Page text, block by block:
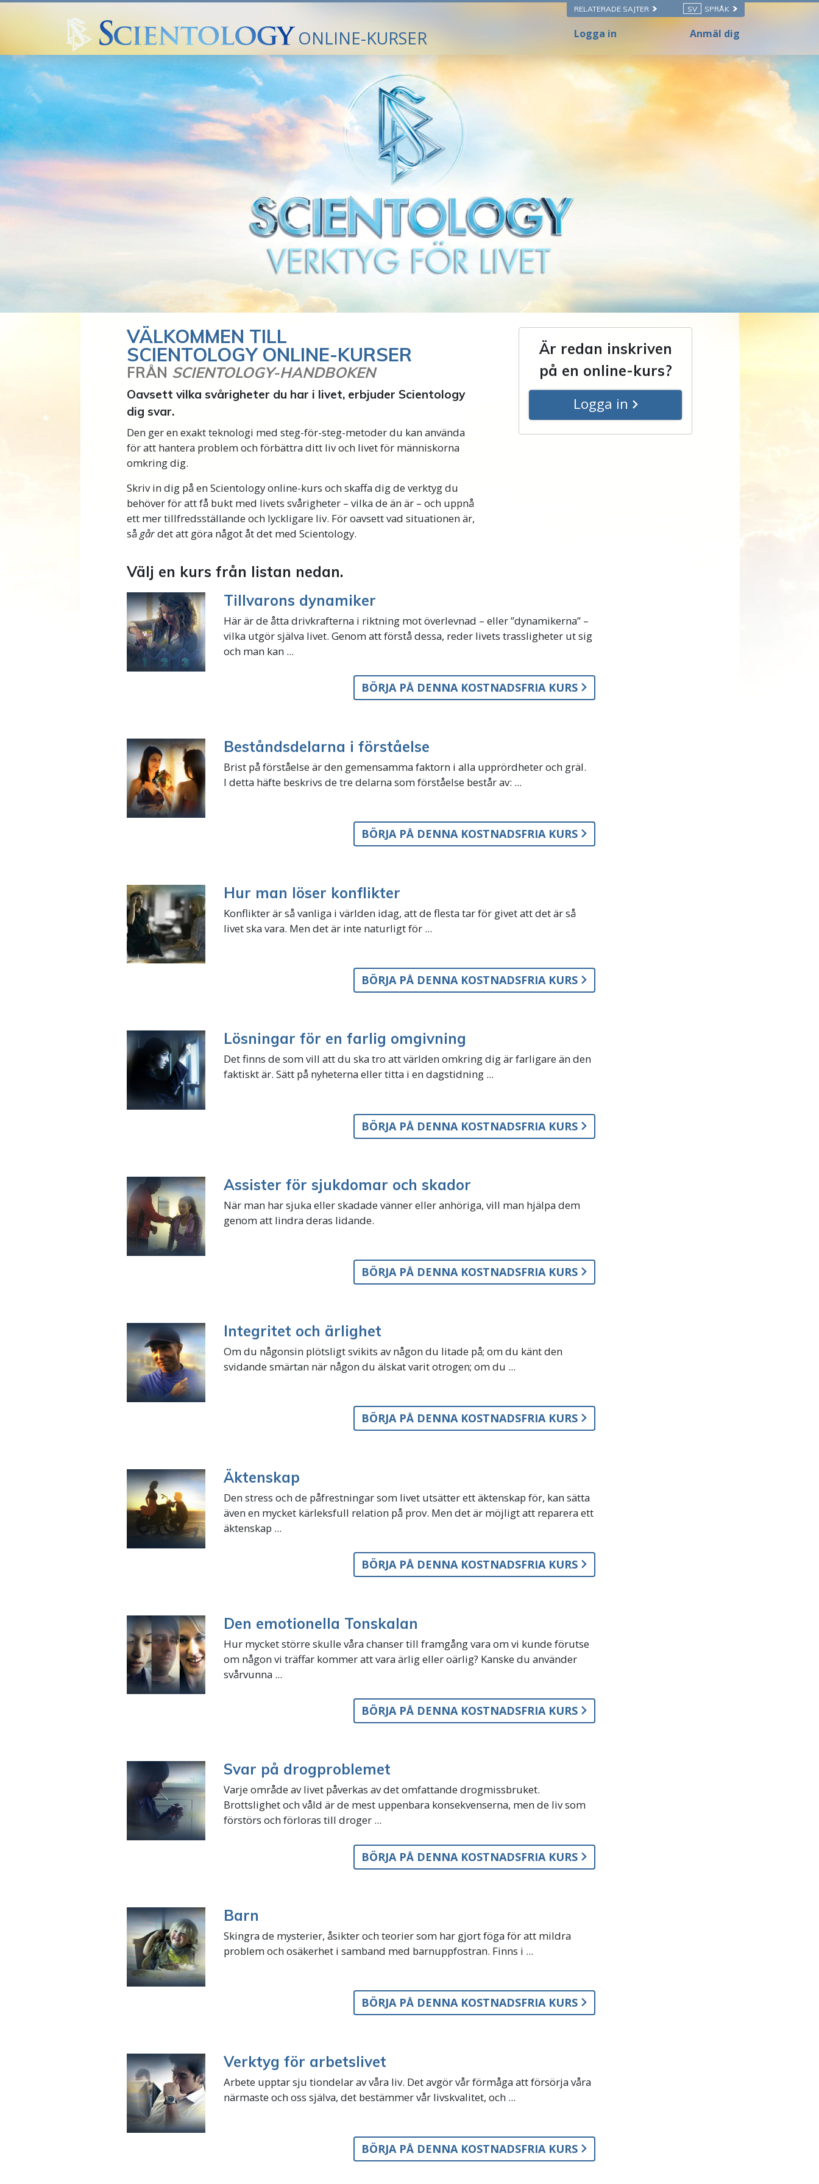
RELATERADE SAJTER SV SPRÅK
ONLINE-KURSER Logga in Anmäl dig
VÄLKOMMEN TILL
SCIENTOLOGY ONLINE-KURSER
FRÅN SCIENTOLOGY-HANDBOKEN
Oavsett vilka svårigheter du har i livet, erbjuder Scientology
dig svar.
Den ger en exakt teknologi med steg-för-steg-metoder du kan använda
för att hantera problem och förbättra ditt liv och livet för människorna
omkring dig.
Skriv in dig på en Scientology online-kurs och skaffa dig de verktyg du
behöver för att få bukt med livets svårigheter – vilka de än är – och uppnå
ett mer tillfredsställande och lyckligare liv. För oavsett vad situationen är,
sågårdet att göra något åt det med Scientology.
Är redan inskriven
på en online-kurs?
Logga in
Välj en kurs från listan nedan.
Tillvarons dynamiker
Här är de åtta drivkrafterna i riktning mot överlevnad – eller ”dynamikerna” –
vilka utgör själva livet. Genom att förstå dessa, reder livets trassligheter ut sig
och man kan ...
BÖRJA PÅ DENNA KOSTNADSFRIA KURS
Beståndsdelarna i förståelse
Brist på förståelse är den gemensamma faktorn i alla upprördheter och gräl.
I detta häfte beskrivs de tre delarna som förståelse består av: ...
BÖRJA PÅ DENNA KOSTNADSFRIA KURS
Hur man löser konflikter
Konflikter är så vanliga i världen idag, att de flesta tar för givet att det är så
livet ska vara. Men det är inte naturligt för ...
BÖRJA PÅ DENNA KOSTNADSFRIA KURS
Lösningar för en farlig omgivning
Det finns de som vill att du ska tro att världen omkring dig är farligare än den
faktiskt är. Sätt på nyheterna eller titta i en dagstidning ...
BÖRJA PÅ DENNA KOSTNADSFRIA KURS
Assister för sjukdomar och skador
När man har sjuka eller skadade vänner eller anhöriga, vill man hjälpa dem
genom att lindra deras lidande.
BÖRJA PÅ DENNA KOSTNADSFRIA KURS
Integritet och ärlighet
Om du någonsin plötsligt svikits av någon du litade på; om du känt den
svidande smärtan när någon du älskat varit otrogen; om du ...
BÖRJA PÅ DENNA KOSTNADSFRIA KURS
Äktenskap
Den stress och de påfrestningar som livet utsätter ett äktenskap för, kan sätta
även en mycket kärleksfull relation på prov. Men det är möjligt att reparera ett
äktenskap ...
BÖRJA PÅ DENNA KOSTNADSFRIA KURS
Den emotionella Tonskalan
Hur mycket större skulle våra chanser till framgång vara om vi kunde förutse
om någon vi träffar kommer att vara ärlig eller oärlig? Kanske du använder
svårvunna ...
BÖRJA PÅ DENNA KOSTNADSFRIA KURS
Svar på drogproblemet
Varje område av livet påverkas av det omfattande drogmissbruket.
Brottslighet och våld är de mest uppenbara konsekvenserna, men de liv som
förstörs och förloras till droger ...
BÖRJA PÅ DENNA KOSTNADSFRIA KURS
Barn
Skingra de mysterier, åsikter och teorier som har gjort föga för att mildra
problem och osäkerhet i samband med barnuppfostran. Finns i ...
BÖRJA PÅ DENNA KOSTNADSFRIA KURS
Verktyg för arbetslivet
Arbete upptar sju tiondelar av våra liv. Det avgör vår förmåga att försörja våra
närmaste och oss själva, det bestämmer vår livskvalitet, och ...
BÖRJA PÅ DENNA KOSTNADSFRIA KURS